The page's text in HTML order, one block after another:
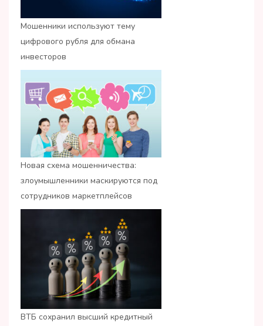
Мошенники используют тему
цифрового рубля для обмана
инвесторов
Новая схема мошенничества:
злоумышленники маскируются под
сотрудников маркетплейсов
ВТБ сохранил высший кредитный